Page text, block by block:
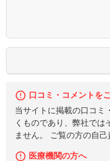
口コミ・コメントを
当サイトに掲載の口コミ
くものであり、弊社では
ません。 ご覧の方の自己
医療機関の方へ